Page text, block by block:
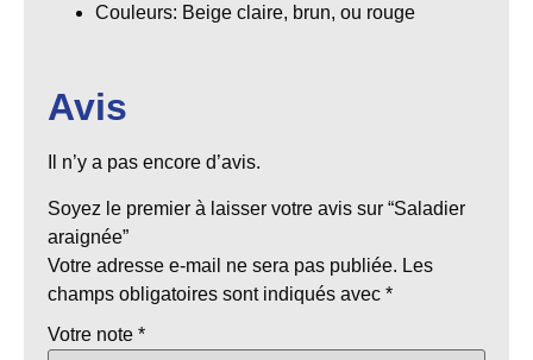
Couleurs: Beige claire, brun, ou rouge
Avis
Il n’y a pas encore d’avis.
Soyez le premier à laisser votre avis sur “Saladier
araignée”
Votre adresse e-mail ne sera pas publiée. Les
champs obligatoires sont indiqués avec *
Votre note *